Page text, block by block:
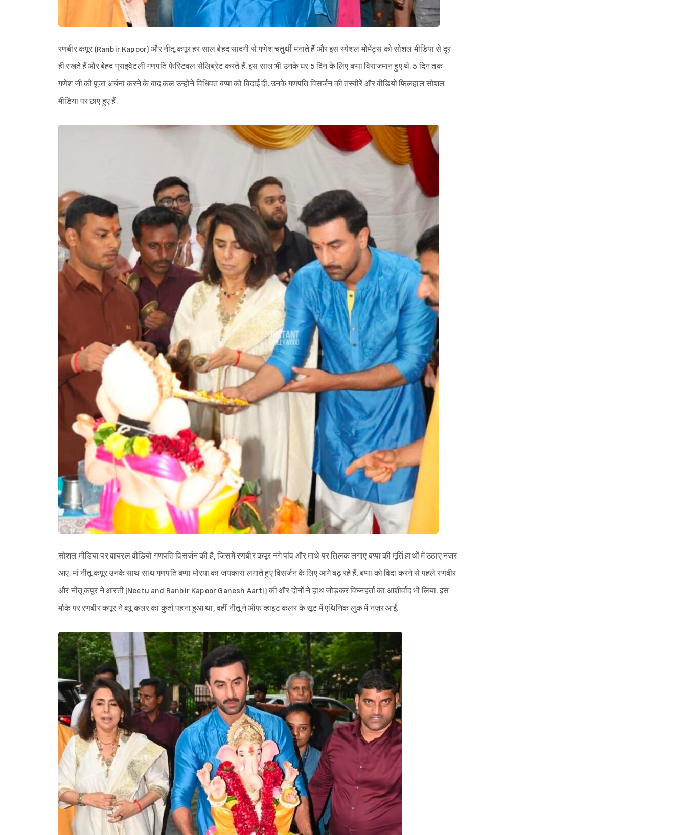
रणबीर कपूर (Ranbir Kapoor) और नीतू कपूर हर साल बेहद सादगी से गणेश चतुर्थी मनाते हैं और इस स्पेशल मोमेंट्स को सोशल मीडिया से दूर
ही रखते हैं और बेहद प्राइवेटली गणपति फेस्टिवल सेलिब्रेट करते हैं. इस साल भी उनके घर 5 दिन के लिए बप्पा विराजमान हुए थे. 5 दिन तक
गणेश जी की पूजा अर्चना करने के बाद कल उन्होंने विधिवत बप्पा को विदाई दी. उनके गणपति विसर्जन की तस्वीरें और वीडियो फिलहाल सोशल
मीडिया पर छाए हुए हैं.
सोशल मीडिया पर वायरल वीडियो गणपति विसर्जन की है, जिसमें रणबीर कपूर नंगे पांव और माथे पर तिलक लगाए बप्पा की मूर्ति हाथों में उठाए नजर
आए. मां नीतू कपूर उनके साथ साथ गणपति बप्पा मोरया का जयकारा लगाते हुए विसर्जन के लिए आगे बढ़ रहे हैं. बप्पा को विदा करने से पहले रणबीर
और नीतू कपूर ने आरती (Neetu and Ranbir Kapoor Ganesh Aarti) की और दोनों ने हाथ जोड़कर विघ्नहर्ता का आशीर्वाद भी लिया. इस
मौके पर रणबीर कपूर ने ब्लू कलर का कुर्ता पहना हुआ था, वहीं नीतू ने ऑफ व्हाइट कलर के सूट में एथिनिक लुक में नज़र आईं.